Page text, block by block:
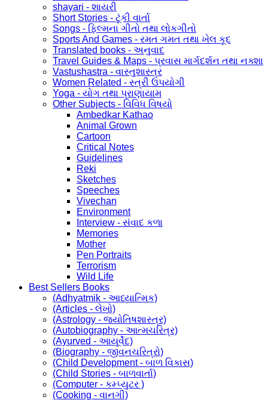
shayari - શાયરી
Short Stories - ટૂંકી વાર્તા
Songs - ફિલ્મના ગીતો તથા લોકગીતો
Sports And Games - રમત ગમત તથા ખેલ કૂદ
Translated books - અનુવાદ
Travel Guides & Maps - પ્રવાસ માર્ગદર્શન તથા નક્શા
Vastushastra - વાસ્તુશાસ્ત્ર
Women Related - સ્ત્રી ઉપયોગી
Yoga - યોગ તથા પ્રાણાયામ
Other Subjects - વિવિધ વિષયો
Ambedkar Kathao
Animal Grown
Cartoon
Critical Notes
Guidelines
Reki
Sketches
Speeches
Vivechan
Environment
Interview - સંવાદ કળા
Memories
Mother
Pen Portraits
Terrorism
Wild Life
Best Sellers Books
(Adhyatmik - આધ્યાત્મિક)
(Articles - લેખો)
(Astrology - જ્યોતિષશાસ્ત્ર)
(Autobiography - આત્મચરિત્ર)
(Ayurved - આયૂર્વેદ)
(Biography - જીવનચરિત્રો)
(Child Development - બાળ વિકાસ)
(Child Stories - બાળવાર્તા)
(Computer - કમ્પ્યુટર )
(Cooking - વાનગી)